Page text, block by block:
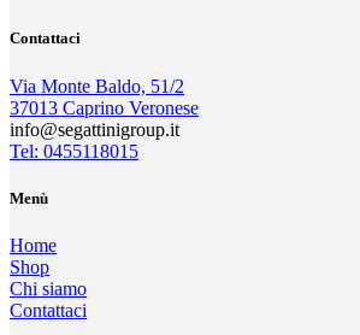
Contattaci
Via Monte Baldo, 51/2
37013 Caprino Veronese
info@segattinigroup.it
Tel: 0455118015
Menù
Home
Shop
Chi siamo
Contattaci